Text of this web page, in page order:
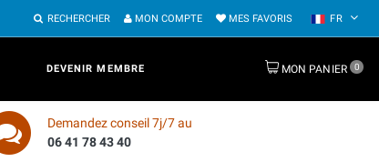
RECHERCHER MON COMPTE MES FAVORIS FR
DEVENIR MEMBRE MON PANIER 0
Demandez conseil 7j/7 au
06 41 78 43 40